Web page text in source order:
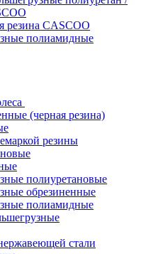
резина CASCOO
полиамидные
(черная резина)
резины
полиуретановые
обрезиненные
полиамидные
стали